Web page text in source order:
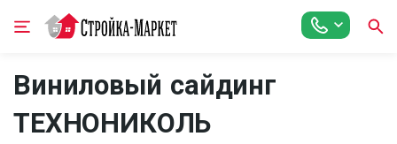
Виниловый сайдинг
ТЕХНОНИКОЛЬ